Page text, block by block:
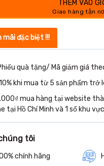
THÊM VÀO
mãi đặc biệt !!!
quà tặng/ Mã giảm giá
khi mua từ 5 sản phẩm trở
mua hàng tại website
tại Hồ Chí Minh và 1 số khu
tôi
chính hãng